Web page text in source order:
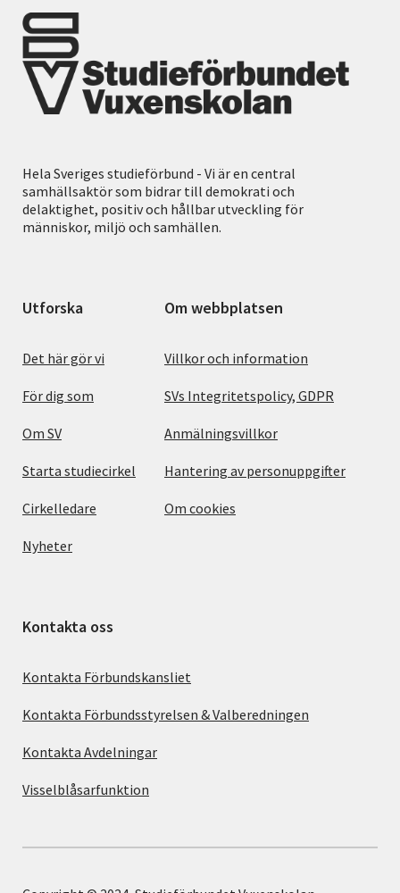
Hela Sveriges studieförbund - Vi är en central
samhällsaktör som bidrar till demokrati och
delaktighet, positiv och hållbar utveckling för
människor, miljö och samhällen.
Utforska
Det här gör vi
För dig som
Om SV
Starta studiecirkel
Cirkelledare
Nyheter
Om webbplatsen
Villkor och information
SVs Integritetspolicy, GDPR
Anmälningsvillkor
Hantering av personuppgifter
Om cookies
Kontakta oss
Kontakta Förbundskansliet
Kontakta Förbundsstyrelsen & Valberedningen
Kontakta Avdelningar
Visselblåsarfunktion